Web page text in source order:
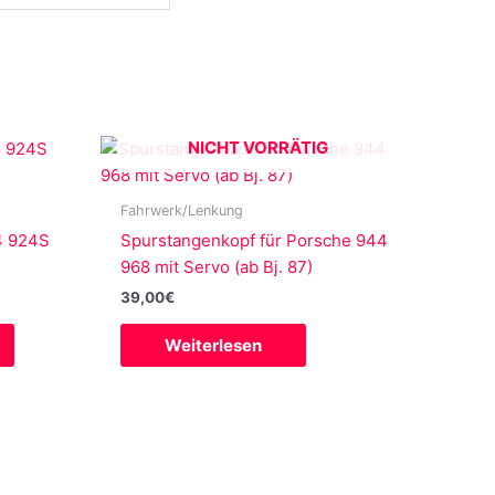
924S
NICHT VORRÄTIG
Fahrwerk/Lenkung
Spurstangenkopf für Porsche 944
968 mit Servo (ab Bj. 87)
39,00€
Weiterlesen